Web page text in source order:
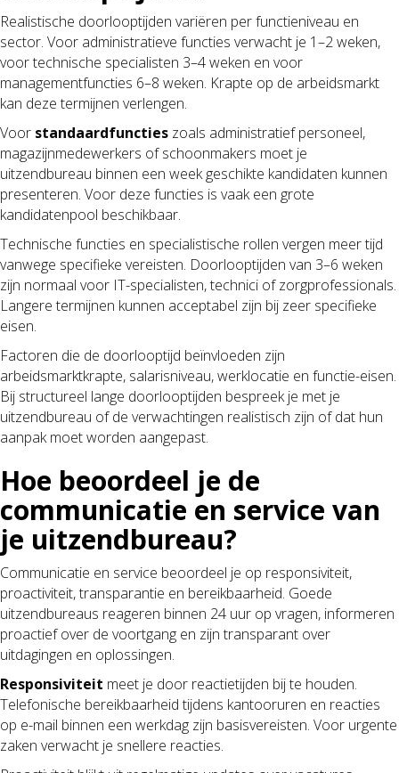
Realistische doorlooptijden variëren per functieniveau en
sector. Voor administratieve functies verwacht je 1–2 weken,
voor technische specialisten 3–4 weken en voor
managementfuncties 6–8 weken. Krapte op de arbeidsmarkt
kan deze termijnen verlengen.
Voor standaardfuncties zoals administratief personeel,
magazijnmedewerkers of schoonmakers moet je
uitzendbureau binnen een week geschikte kandidaten kunnen
presenteren. Voor deze functies is vaak een grote
kandidatenpool beschikbaar.
Technische functies en specialistische rollen vergen meer tijd
vanwege specifieke vereisten. Doorlooptijden van 3–6 weken
zijn normaal voor IT-specialisten, technici of zorgprofessionals.
Langere termijnen kunnen acceptabel zijn bij zeer specifieke
eisen.
Factoren die de doorlooptijd beïnvloeden zijn
arbeidsmarktkrapte, salarisniveau, werklocatie en functie-eisen.
Bij structureel lange doorlooptijden bespreek je met je
uitzendbureau of de verwachtingen realistisch zijn of dat hun
aanpak moet worden aangepast.
Hoe beoordeel je de
communicatie en service van
je uitzendbureau?
Communicatie en service beoordeel je op responsiviteit,
proactiviteit, transparantie en bereikbaarheid. Goede
uitzendbureaus reageren binnen 24 uur op vragen, informeren
proactief over de voortgang en zijn transparant over
uitdagingen en oplossingen.
Responsiviteit meet je door reactietijden bij te houden.
Telefonische bereikbaarheid tijdens kantooruren en reacties
op e-mail binnen een werkdag zijn basisvereisten. Voor urgente
zaken verwacht je snellere reacties.